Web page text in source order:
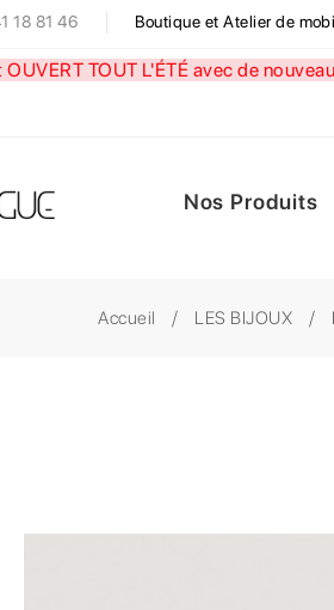
18 81 46 Boutique et Atelier de
OUVERT TOUT L'ÉTÉ avec de
Nos Produits
Accueil LES BIJOUX